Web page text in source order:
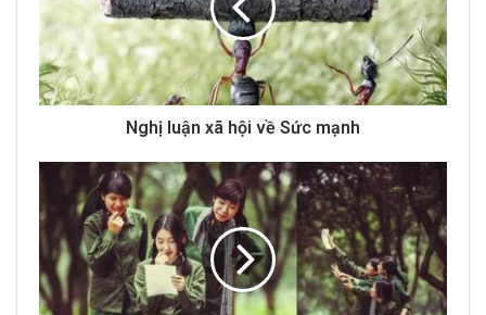
a
i
a
d
s
Nghị luận xã hội về Sức mạnh